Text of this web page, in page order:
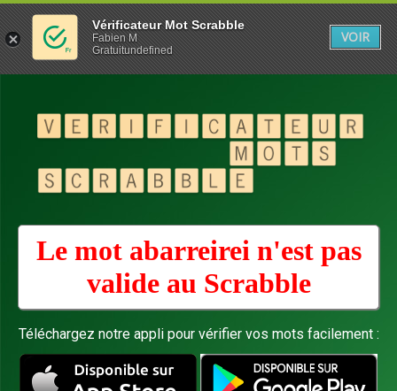
Le mot abarreirei n'est pas
valide au Scrabble
Téléchargez notre appli pour vérifier vos mots facilement :
Vérificateur Mot Scrabble
Fabien M
Gratuitundefined
VOIR